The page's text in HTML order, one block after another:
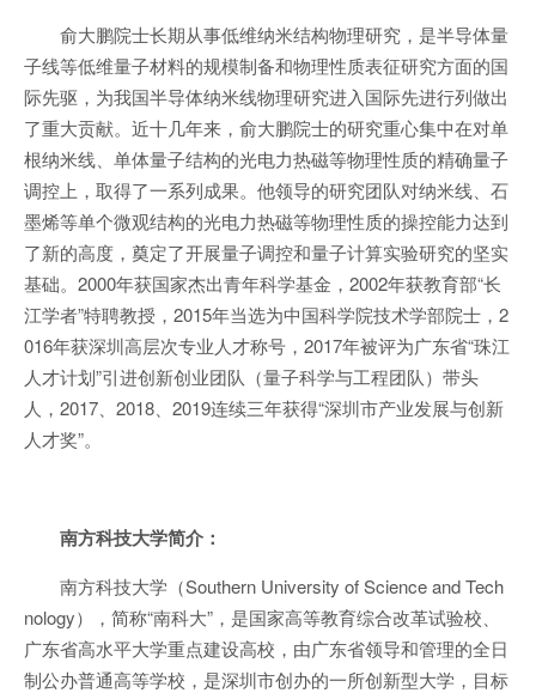
俞大鹏院士长期从事低维纳米结构物理研究，是半导体量
子线等低维量子材料的规模制备和物理性质表征研究方面的国
际先驱，为我国半导体纳米线物理研究进入国际先进行列做出
了重大贡献。近十几年来，俞大鹏院士的研究重心集中在对单
根纳米线、单体量子结构的光电力热磁等物理性质的精确量子
调控上，取得了一系列成果。他领导的研究团队对纳米线、石
墨烯等单个微观结构的光电力热磁等物理性质的操控能力达到
了新的高度，奠定了开展量子调控和量子计算实验研究的坚实
基础。2000年获国家杰出青年科学基金，2002年获教育部“长
江学者”特聘教授，2015年当选为中国科学院技术学部院士，2
016年获深圳高层次专业人才称号，2017年被评为广东省“珠江
人才计划”引进创新创业团队（量子科学与工程团队）带头
人，2017、2018、2019连续三年获得“深圳市产业发展与创新
人才奖”。
南方科技大学简介：
南方科技大学（Southern University of Science and Tech
nology），简称“南科大”，是国家高等教育综合改革试验校、
广东省高水平大学重点建设高校，由广东省领导和管理的全日
制公办普通高等学校，是深圳市创办的一所创新型大学，目标